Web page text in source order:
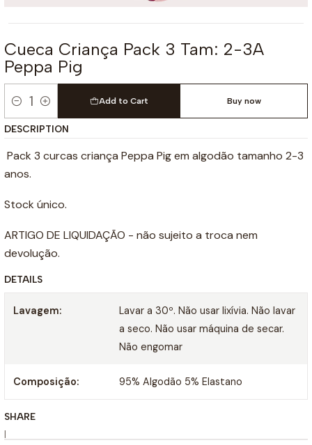
Cueca Criança Pack 3 Tam: 2-3A
Peppa Pig
Quantity
Add to Cart Buy now
DESCRIPTION
Pack 3 curcas criança Peppa Pig em algodão tamanho 2-3
anos.
Stock único.
ARTIGO DE LIQUIDAÇÃO - não sujeito a troca nem
devolução.
DETAILS
Lavagem:
Lavar a 30º. Não usar lixívia. Não lavar
a seco. Não usar máquina de secar.
Não engomar
Composição: 95% Algodão 5% Elastano
SHARE
|